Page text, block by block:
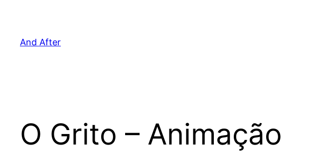
And After
O Grito – Animação